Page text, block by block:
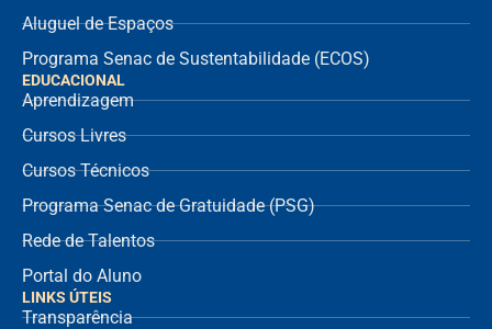
Aluguel de Espaços
Programa Senac de Sustentabilidade (ECOS)
EDUCACIONAL
Aprendizagem
Cursos Livres
Cursos Técnicos
Programa Senac de Gratuidade (PSG)
Rede de Talentos
Portal do Aluno
LINKS ÚTEIS
Transparência